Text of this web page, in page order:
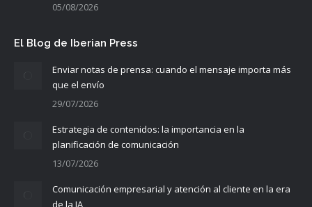
05/08/2026
El Blog de Iberian Press
Enviar notas de prensa: cuando el mensaje importa más
que el envío
29/07/2026
Estrategia de contenidos: la importancia en la
planificación de comunicación
13/07/2026
Comunicación empresarial y atención al cliente en la era
de la IA